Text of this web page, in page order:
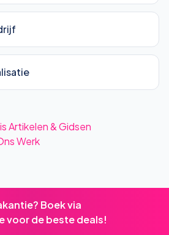
Artikelen & Gidsen
Werk
Boek via
voor de beste deals!